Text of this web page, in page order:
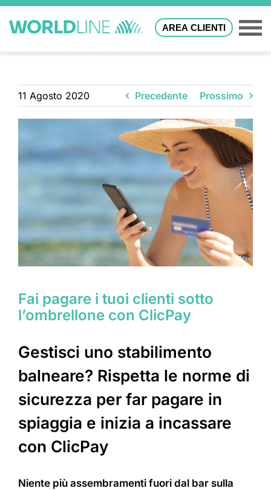
AREA CLIENTI
11 Agosto 2020 Precedente Prossimo
Fai pagare i tuoi clienti sotto
l’ombrellone con ClicPay
Gestisci uno stabilimento
balneare? Rispetta le norme di
sicurezza per far pagare in
spiaggia e inizia a incassare
con ClicPay
Niente più assembramenti fuori dal bar sulla